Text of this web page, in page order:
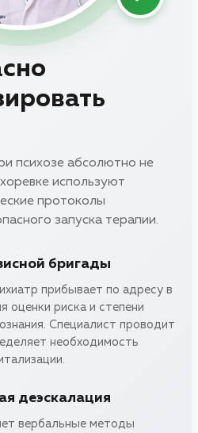
психозе абсолютно не
используют
протоколы
запуска терапии.
бригады
прибывает по адресу в
оценки риска и степени
Специалист проводит
необходимость
деэскалация
вербальные методы